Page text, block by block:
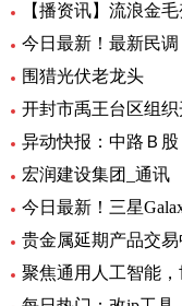
围猎光伏老龙头
宏润建设集团_通讯
聚焦通用人工智能